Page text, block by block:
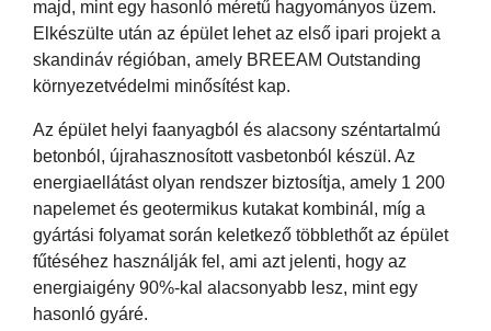
majd, mint egy hasonló méretű hagyományos üzem.
Elkészülte után az épület lehet az első ipari projekt a
skandináv régióban, amely BREEAM Outstanding
környezetvédelmi minősítést kap.
Az épület helyi faanyagból és alacsony széntartalmú
betonból, újrahasznosított vasbetonból készül. Az
energiaellátást olyan rendszer biztosítja, amely 1 200
napelemet és geotermikus kutakat kombinál, míg a
gyártási folyamat során keletkező többlethőt az épület
fűtéséhez használják fel, ami azt jelenti, hogy az
energiaigény 90%-kal alacsonyabb lesz, mint egy
hasonló gyáré.